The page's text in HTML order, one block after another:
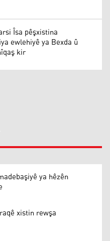
Îsa pêşxistina
ewlehiyê ya Bexda û
kir
ya hêzên
xistin rewşa